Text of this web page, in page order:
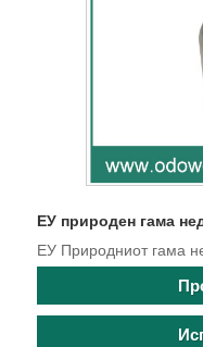
ЕУ природен гама
ЕУ Природниот гама